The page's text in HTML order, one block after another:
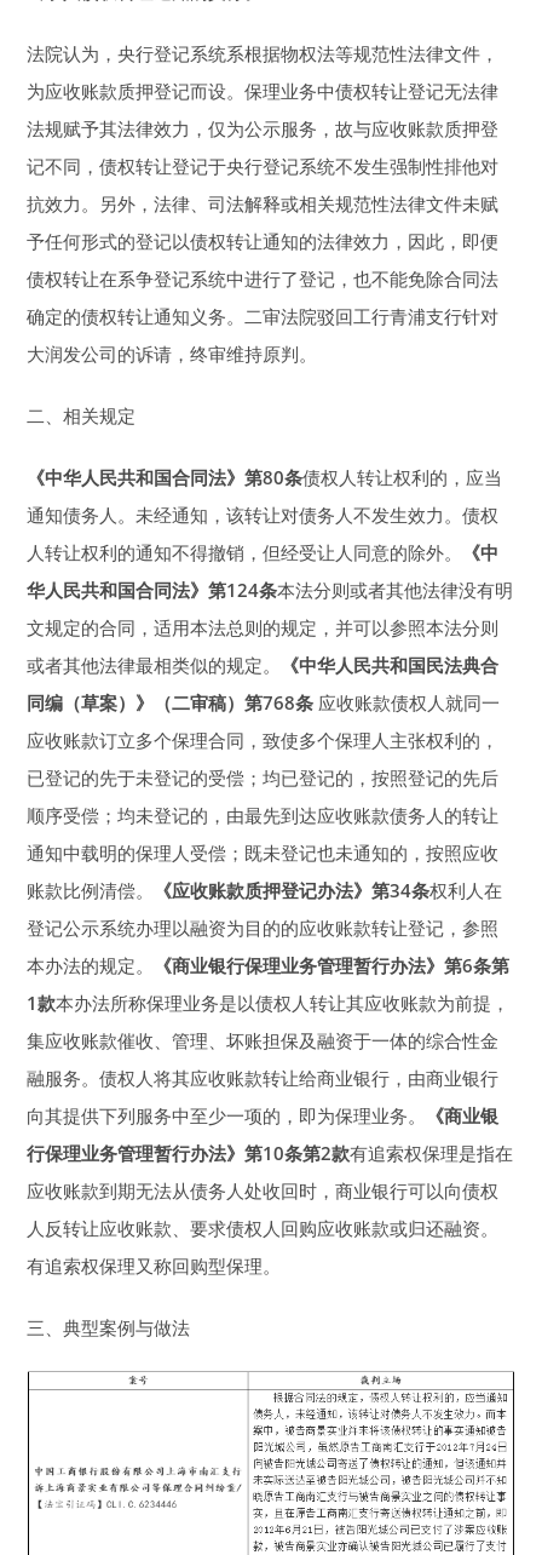
法院认为，央行登记系统系根据物权法等规范性法律文件，
为应收账款质押登记而设。保理业务中债权转让登记无法律
法规赋予其法律效力，仅为公示服务，故与应收账款质押登
记不同，债权转让登记于央行登记系统不发生强制性排他对
抗效力。另外，法律、司法解释或相关规范性法律文件未赋
予任何形式的登记以债权转让通知的法律效力，因此，即便
债权转让在系争登记系统中进行了登记，也不能免除合同法
确定的债权转让通知义务。二审法院驳回工行青浦支行针对
大润发公司的诉请，终审维持原判。
二、相关规定
《中华人民共和国合同法》第80条债权人转让权利的，应当
通知债务人。未经通知，该转让对债务人不发生效力。债权
人转让权利的通知不得撤销，但经受让人同意的除外。
《中
华人民共和国合同法》第124条本法分则或者其他法律没有明
文规定的合同，适用本法总则的规定，并可以参照本法分则
或者其他法律最相类似的规定。
《中华人民共和国民法典合
同编（草案）》（二审稿）第768条 应收账款债权人就同一
应收账款订立多个保理合同，致使多个保理人主张权利的，
已登记的先于未登记的受偿；均已登记的，按照登记的先后
顺序受偿；均未登记的，由最先到达应收账款债务人的转让
通知中载明的保理人受偿；既未登记也未通知的，按照应收
账款比例清偿。
《应收账款质押登记办法》第34条权利人在
登记公示系统办理以融资为目的的应收账款转让登记，参照
本办法的规定。
《商业银行保理业务管理暂行办法》第6条第
1款本办法所称保理业务是以债权人转让其应收账款为前提，
集应收账款催收、管理、坏账担保及融资于一体的综合性金
融服务。债权人将其应收账款转让给商业银行，由商业银行
向其提供下列服务中至少一项的，即为保理业务。
《商业银
行保理业务管理暂行办法》第10条第2款有追索权保理是指在
应收账款到期无法从债务人处收回时，商业银行可以向债权
人反转让应收账款、要求债权人回购应收账款或归还融资。
有追索权保理又称回购型保理。
三、典型案例与做法